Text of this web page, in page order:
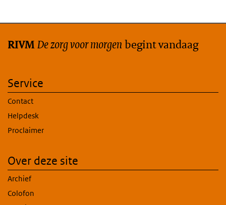
RIVMDe zorg voor morgen begint vandaag
Service
Contact
Helpdesk
Proclaimer
Over deze site
Archief
Colofon